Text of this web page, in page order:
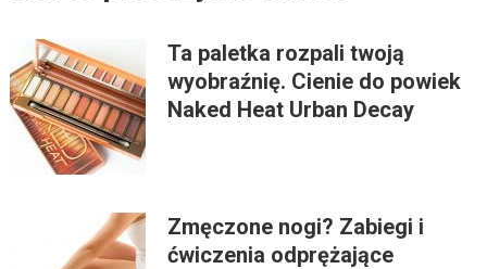
Ta paletka rozpali twoją
wyobraźnię. Cienie do powiek
Naked Heat Urban Decay
Zmęczone nogi? Zabiegi i
ćwiczenia odprężające